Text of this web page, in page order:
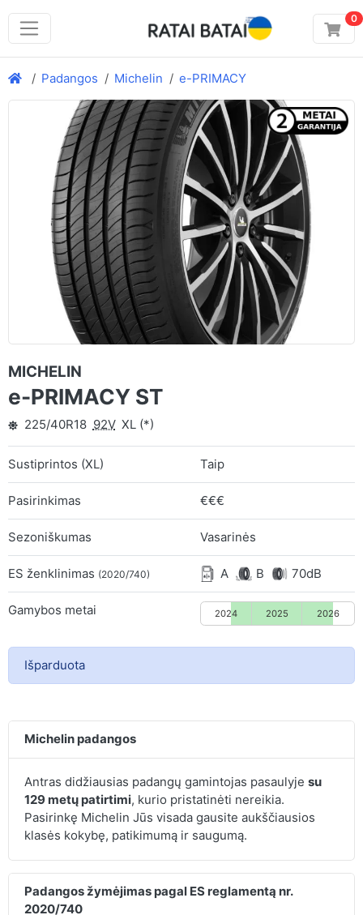
0
Padangos Michelin e-PRIMACY
MICHELIN
e-PRIMACY ST
225/40R18 92V XL (*)
Sustiprintos (XL) Taip
Pasirinkimas €€€
Sezoniškumas Vasarinės
ES ženklinimas (2020/740) A B 70dB
Gamybos metai 2024 2025 2026
Išparduota
Michelin padangos
Antras didžiausias padangų gamintojas pasaulyje su
129 metų patirtimi, kurio pristatinėti nereikia.
Pasirinkę Michelin Jūs visada gausite aukščiausios
klasės kokybę, patikimumą ir saugumą.
Padangos žymėjimas pagal ES reglamentą nr.
2020/740